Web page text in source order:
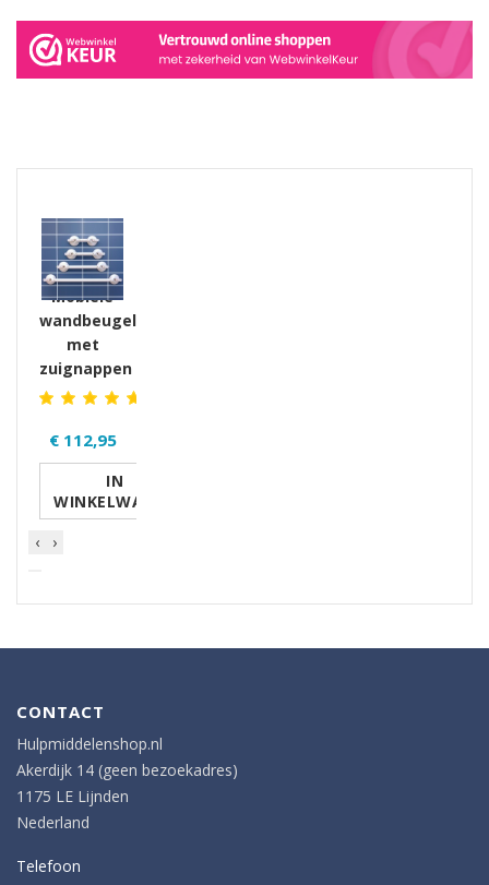
Mobiele
wandbeugel
met
zuignappen
€ 112,95
IN
WINKELWAGEN
‹
›
CONTACT
Hulpmiddelenshop.nl
Akerdijk 14 (geen bezoekadres)
1175 LE Lijnden
Nederland
Telefoon